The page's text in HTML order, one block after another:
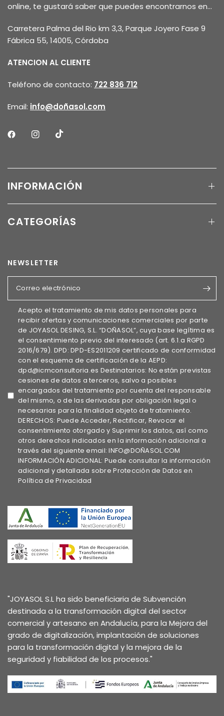
online, te gustará saber que puedes encontrarnos en...
Carretera Palma del Rio km 3,3, Parque Joyero Fase 9
Fábrica 55, 14005, Córdoba
ATENCION AL CLIENTE
Teléfono de contacto: 722 836 712
Email: info@doñasol.com
INFORMACIÓN
CATEGORÍAS
NEWSLETTER
Correo electrónico
Acepto el tratamiento de mis datos personales para
recibir ofertas y comunicaciones comerciales por parte
de JOYASOL DESING, S.L. “DOÑASOL”, cuya base legítima es
el consentimiento previo del interesado (art. 6.1.a RGPD
2016/679). DPD: DPD-ES2011209 certificado de conformidad
con el esquema de certificación de la AEPD:
dpd@icmconsultoria.es Destinatarios: No están previstas
cesiones de datos a terceros, salvo a posibles
encargados del tratamiento por cuenta del responsable
del mismo, o de las derivadas por obligación legal o
necesarias para la finalidad objeto de tratamiento.
DERECHOS: Puede Acceder, Rectificar, Revocar el
consentimiento otorgado y Suprimir los datos, así como
otros derechos indicados en la información adicional a
través del siguiente email: INFO@DOÑASOL.COM
INFORMACIÓN ADICIONAL: Puede consultar la información
adicional y detallada sobre Protección de Datos en
Política de Privacidad
"JOYASOL S.L ha sido beneficiaria de Subvención
destinada a la transformación digital del sector
comercial y artesano en Andalucía, para la Mejora del
grado de digitalización, implantación de soluciones
para la transformación digital y la mejora de la
seguridad y fiabilidad de los procesos."